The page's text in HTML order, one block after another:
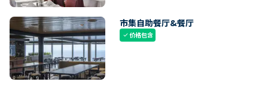
市集自助餐厅&餐厅
check价格包含